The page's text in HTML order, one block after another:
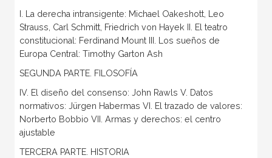
I. La derecha intransigente: Michael Oakeshott, Leo
Strauss, Carl Schmitt, Friedrich von Hayek II. El teatro
constitucional: Ferdinand Mount III. Los sueños de
Europa Central: Timothy Garton Ash
SEGUNDA PARTE. FILOSOFÍA
IV. El diseño del consenso: John Rawls V. Datos
normativos: Jürgen Habermas VI. El trazado de valores:
Norberto Bobbio VII. Armas y derechos: el centro
ajustable
TERCERA PARTE. HISTORIA